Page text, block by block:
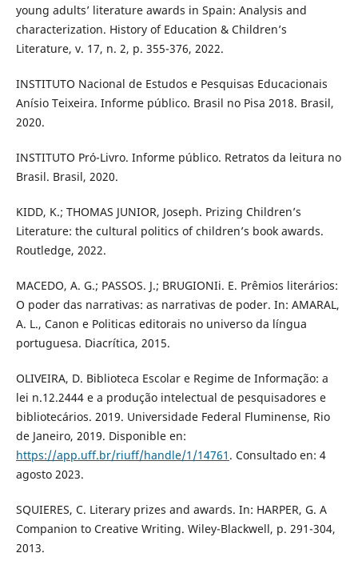
young adults’ literature awards in Spain: Analysis and
characterization. History of Education & Children’s
Literature, v. 17, n. 2, p. 355-376, 2022.
INSTITUTO Nacional de Estudos e Pesquisas Educacionais
Anísio Teixeira. Informe público. Brasil no Pisa 2018. Brasil,
2020.
INSTITUTO Pró-Livro. Informe público. Retratos da leitura no
Brasil. Brasil, 2020.
KIDD, K.; THOMAS JUNIOR, Joseph. Prizing Children’s
Literature: the cultural politics of children’s book awards.
Routledge, 2022.
MACEDO, A. G.; PASSOS. J.; BRUGIONIi. E. Prêmios literários:
O poder das narrativas: as narrativas de poder. In: AMARAL,
A. L., Canon e Politicas editorais no universo da língua
portuguesa. Diacrítica, 2015.
OLIVEIRA, D. Biblioteca Escolar e Regime de Informação: a
lei n.12.2444 e a produção intelectual de pesquisadores e
bibliotecários. 2019. Universidade Federal Fluminense, Rio
de Janeiro, 2019. Disponible en:
https://app.uff.br/riuff/handle/1/14761 . Consultado en: 4
agosto 2023.
SQUIERES, C. Literary prizes and awards. In: HARPER, G. A
Companion to Creative Writing. Wiley-Blackwell, p. 291-304,
2013.